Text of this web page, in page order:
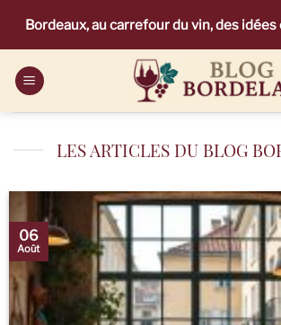
contenu
Bordeaux, au carrefour du vin, des
LES ARTICLES DU BLOG
06
Août